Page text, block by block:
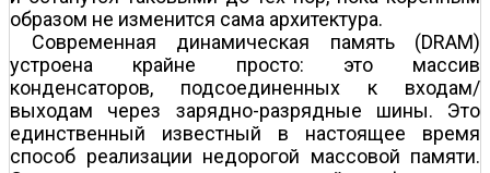
образом не изменится сама архитектура.
Современная динамическая память (DRAM)
устроена крайне просто: это массив
конденсаторов, подсоединенных к входам/
выходам через зарядно-разрядные шины. Это
единственный известный в настоящее время
способ реализации недорогой массовой памяти.